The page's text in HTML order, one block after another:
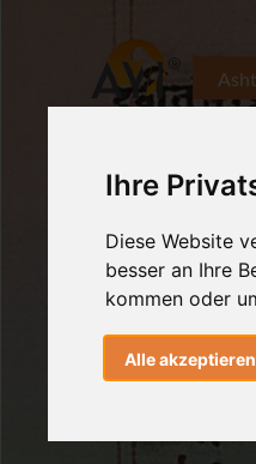
Ihre
Diese Website
besser an Ihre
kommen oder
Alle akzeptieren